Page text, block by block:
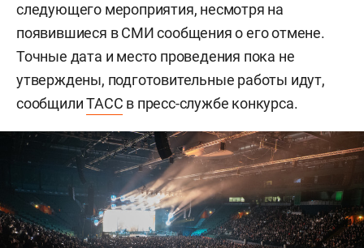
следующего мероприятия, несмотря на
появившиеся в СМИ сообщения о его отмене.
Точные дата и место проведения пока не
утверждены, подготовительные работы идут,
сообщилиТАСС в пресс-службе конкурса.